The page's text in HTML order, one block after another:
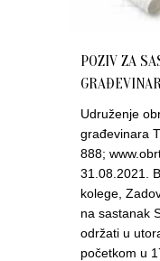
POZIV ZA
Udruženje
građevinara
888;
31.08.2021.
kolege,
na sastanak
održati u
početkom u